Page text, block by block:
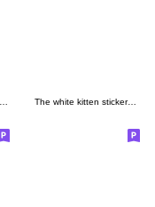
The white kitten stickers 7 (E)